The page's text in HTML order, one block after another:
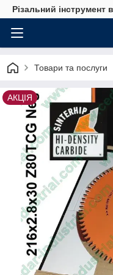
Різальний
Товари та послуги
АКЦІЯ